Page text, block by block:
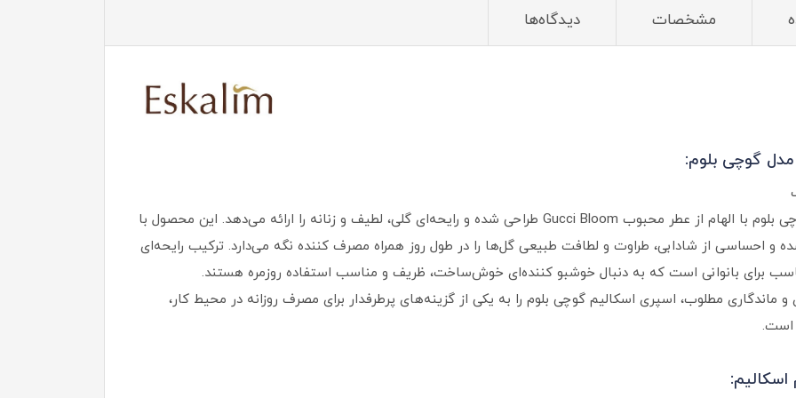
مشخصات دیدگاه‌ها
مدل گوچی بلوم:
اسپری خوشبو کننده بدن زنانه اسکالیم مدل گوچی بلوم با الهام از عطر محبوب Gucci Bloom طراحی شده و رایحه‌ای گلی، لطیف و زنانه را ارائه می‌دهد. این محصول با
و احساسی از شادابی، طراوت و لطافت طبیعی گل‌ها را در طول روز همراه مصرف‌ کننده نگه می‌دارد. ترکیب رایحه‌ای
برای بانوانی است که به دنبال خوشبو کننده‌ای خوش‌ساخت، ظریف و مناسب استفاده روزمره هستند.
کاربردی و ماندگاری مطلوب، اسپری اسکالیم گوچی بلوم را به یکی از گزینه‌های پرطرفدار برای مصرف روزانه در محیط کار،
است.